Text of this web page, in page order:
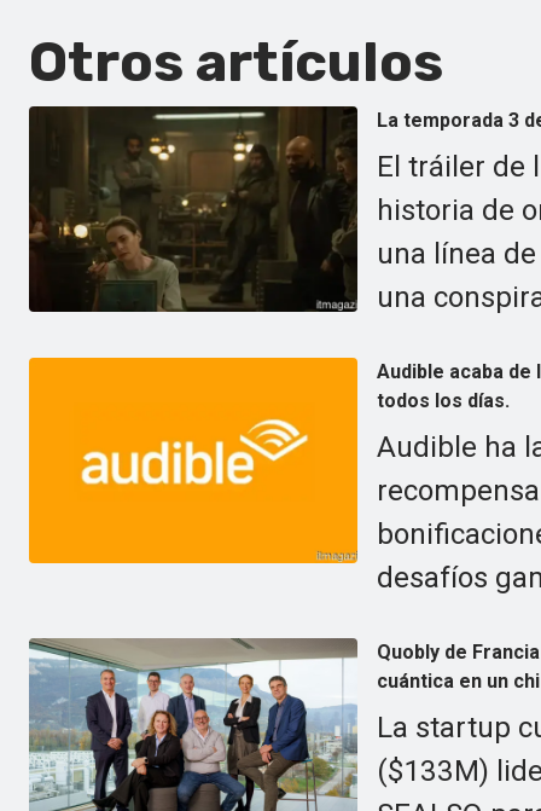
Otros artículos
La temporada 3
El tráiler de
historia de
una línea
una
Audible acaba
todos los días.
Audible ha
desafíos
Quobly de
cuántica en un
La startup
($133M)